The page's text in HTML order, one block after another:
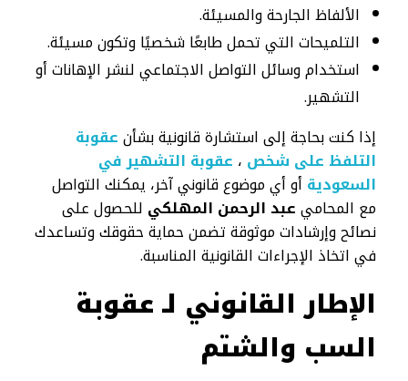
الألفاظ الجارحة والمسيئة.
التلميحات التي تحمل طابعًا شخصيًا وتكون مسيئة.
استخدام وسائل التواصل الاجتماعي لنشر الإهانات أو
التشهير.
إذا كنت بحاجة إلى استشارة قانونية بشأنعقوبة
التلفظ على شخص ، عقوبة التشهير في
السعوديةأو أي موضوع قانوني آخر، يمكنك التواصل
مع المحاميعبد الرحمن المهلكي للحصول على
نصائح وإرشادات موثوقة تضمن حماية حقوقك وتساعدك
في اتخاذ الإجراءات القانونية المناسبة.
الإطار القانوني لـ عقوبة
السب والشتم